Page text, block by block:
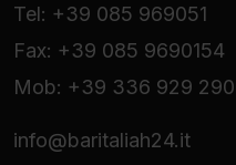
Tel: +39 085 969051
Fax: +39 085 9690154
Mob: +39 336 929 290
info@baritaliah24.it